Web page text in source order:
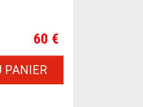
Prix
60 €
PANIER